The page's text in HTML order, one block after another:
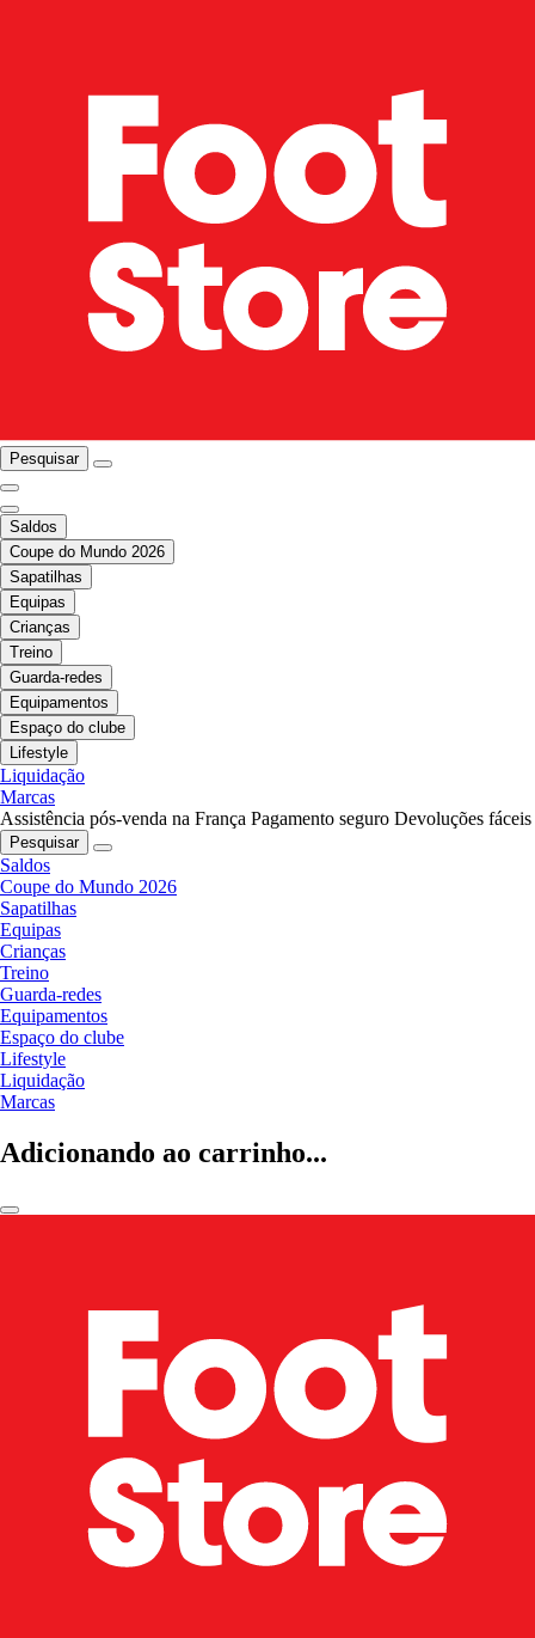
Pesquisar
Saldos
Coupe do Mundo 2026
Sapatilhas
Equipas
Crianças
Treino
Guarda-redes
Equipamentos
Espaço do clube
Lifestyle
Liquidação
Marcas
Assistência pós-venda na França Pagamento seguro Devoluções fáceis
Pesquisar
Saldos
Coupe do Mundo 2026
Sapatilhas
Equipas
Crianças
Treino
Guarda-redes
Equipamentos
Espaço do clube
Lifestyle
Liquidação
Marcas
Adicionando ao carrinho...